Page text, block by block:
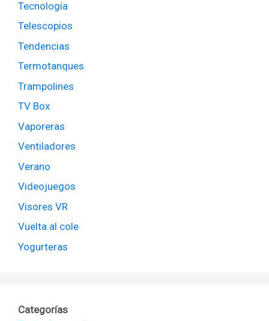
Tecnología
Telescopios
Tendencias
Termotanques
Trampolines
TV Box
Vaporeras
Ventiladores
Verano
Videojuegos
Visores VR
Vuelta al cole
Yogurteras
Categorías